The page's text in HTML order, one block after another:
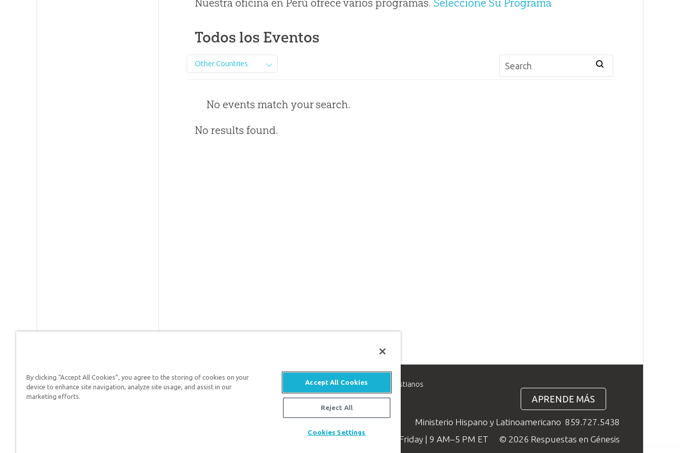
Nuestra oficina en Perú ofrece varios programas. Seleccione Su Programa
Todos los Eventos
Other Countries
No events match your search.
No results found.
Respuestas en Génesis es un ministerio de apologética, dedicado a ayudar a los cristianos
defender su fe y proclamar el evangelio de Jesucristo.
APRENDE MÁS
Ministerio Hispano y Latinoamericano 859.727.5438
Available Monday–Friday | 9 AM–5 PM ET
© 2026 Respuestas en Génesis
By clicking “Accept All Cookies”, you agree to the storing of cookies on your
device to enhance site navigation, analyze site usage, and assist in our
marketing efforts.
Accept All Cookies
Reject All
Cookies Settings